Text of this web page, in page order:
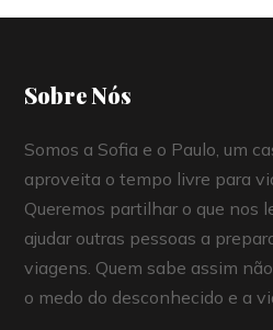
Sobre Nós
Somos a Sofia e o Paulo, um
aproveita o tempo livre para
Queremos partilhar o que nos
ajudar outras pessoas a
viagens. Quem sabe assim
o medo do desconhecido e a